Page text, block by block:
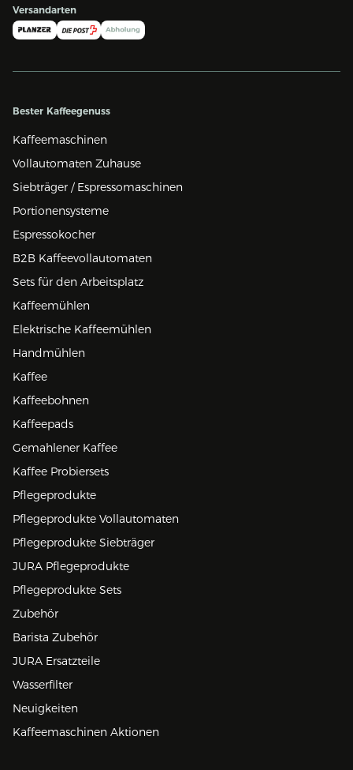
Versandarten
Bester Kaffeegenuss
Kaffeemaschinen
Vollautomaten Zuhause
Siebträger / Espressomaschinen
Portionensysteme
Espressokocher
B2B Kaffeevollautomaten
Sets für den Arbeitsplatz
Kaffeemühlen
Elektrische Kaffeemühlen
Handmühlen
Kaffee
Kaffeebohnen
Kaffeepads
Gemahlener Kaffee
Kaffee Probiersets
Pflegeprodukte
Pflegeprodukte Vollautomaten
Pflegeprodukte Siebträger
JURA Pflegeprodukte
Pflegeprodukte Sets
Zubehör
Barista Zubehör
JURA Ersatzteile
Wasserfilter
Neuigkeiten
Kaffeemaschinen Aktionen